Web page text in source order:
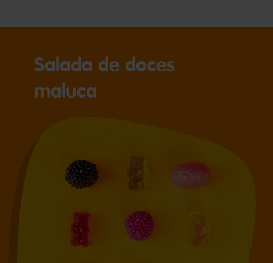
Salada de doces
maluca